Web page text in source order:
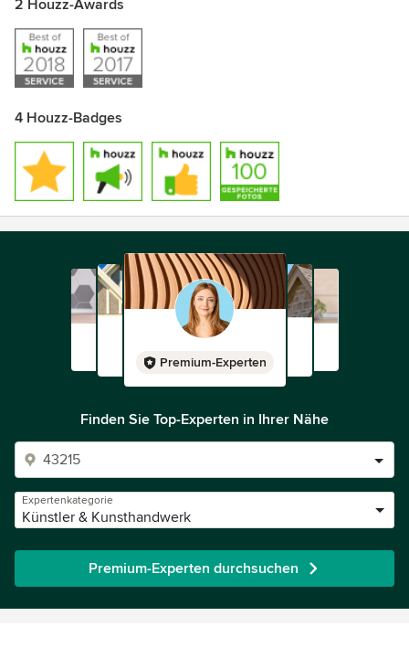
2 Houzz-Awards
4 Houzz-Badges
Premium-Experten
Finden Sie Top-Experten in Ihrer Nähe
Expertenkategorie
Künstler & Kunsthandwerk
Premium-Experten durchsuchen